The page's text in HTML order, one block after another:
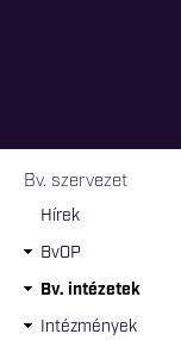
Jelenlegi hely
Bv. szervezet
Hírek
BvOP
Bv. intézetek
Intézmények